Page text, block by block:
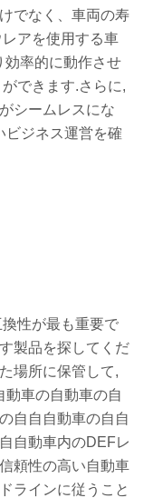
でなく、車両の寿
アを使用する車
効率的に動作させ
できます.さらに,
シームレスにな
ビジネス運営を確
性が最も重要で
製品を探してくだ
場所に保管して,
動車の自動車の自
自自自動車の自自
自動車内のDEFレ
頼性の高い自動車
ラインに従うこと